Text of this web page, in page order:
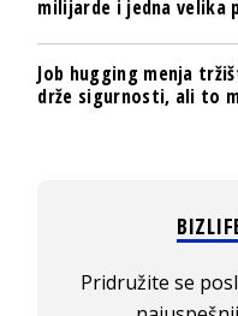
milijarde i jedna velika
Job hugging menja
drže sigurnosti, ali to
Pridružite se